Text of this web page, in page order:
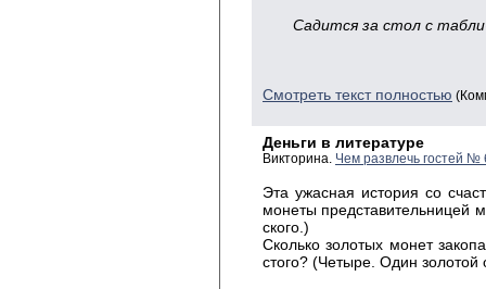
Садится за стол с
Смотреть текст полностью
Деньги в литературе
Викторина. Чем развлечь гостей №
Эта ужасная история со
монеты представительницей
ского.)
Сколько золотых монет
стого? (Четыре. Один золотой